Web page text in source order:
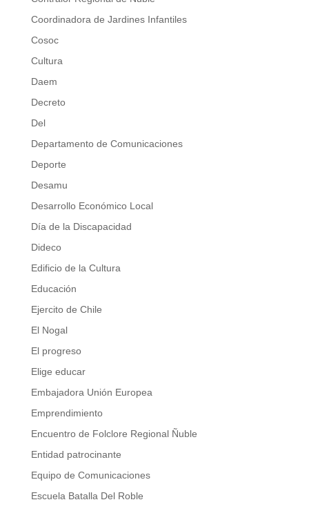
Coordinadora de Jardines Infantiles
Cosoc
Cultura
Daem
Decreto
Del
Departamento de Comunicaciones
Deporte
Desamu
Desarrollo Económico Local
Día de la Discapacidad
Dideco
Edificio de la Cultura
Educación
Ejercito de Chile
El Nogal
El progreso
Elige educar
Embajadora Unión Europea
Emprendimiento
Encuentro de Folclore Regional Ñuble
Entidad patrocinante
Equipo de Comunicaciones
Escuela Batalla Del Roble